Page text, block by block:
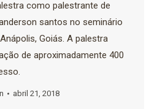
como palestrante de
santos no seminário
Goiás. A palestra
de aproximadamente 400
abril 21, 2018